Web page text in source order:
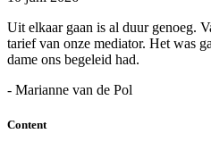
Uit elkaar gaan is al duur genoeg.
tarief van onze mediator. Het was
dame ons begeleid had.
- Marianne van de Pol
Content